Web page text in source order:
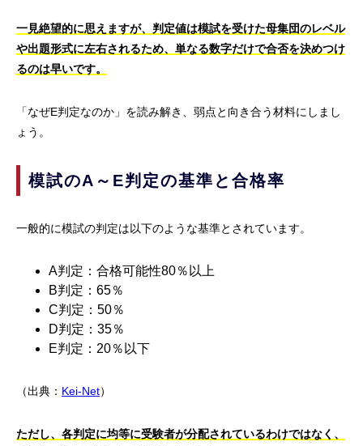
一見絶望的に思えますが、判定値は模試を受けた母集団のレベル
や出題形式に左右されるため、単なる数字だけで合否を決めつけ
るのは早いです。
「なぜE判定なのか」を読み解き、弱点と向き合う材料にしまし
ょう。
模試のA～E判定の基準と合格率
一般的に模試の判定は以下のような基準とされています。
A判定：合格可能性80％以上
B判定：65％
C判定：50％
D判定：35％
E判定：20％以下
（出典： Kei-Net）
ただし、各判定に均等に受験者が分配されているわけではなく、